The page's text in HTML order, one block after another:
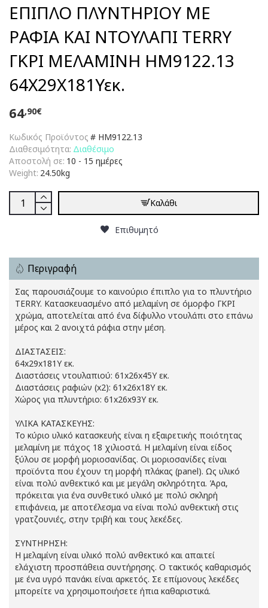
ΕΠΙΠΛΟ ΠΛΥΝΤΗΡΙΟΥ ΜΕ
ΡΑΦΙΑ ΚΑΙ ΝΤΟΥΛΑΠΙ TERRY
ΓΚΡΙ ΜΕΛΑΜΙΝΗ HM9122.13
64Χ29Χ181Υεκ.
Κωδικός Προϊόντος # HM9122.13
Διαθεσιμότητα: Διαθέσιμο
Αποστολή σε: 10 - 15 ημέρες
Weight: 24.50kg
64,90€
Καλάθι
Επιθυμητό
Περιγραφή
Σας παρουσιάζουμε το καινούριο έπιπλο για το πλυντήριο
TERRY. Κατασκευασμένο από μελαμίνη σε όμορφο ΓΚΡΙ
χρώμα, αποτελείται από ένα δίφυλλο ντουλάπι στο επάνω
μέρος και 2 ανοιχτά ράφια στην μέση.
ΔΙΑΣΤΑΣΕΙΣ:
64x29x181Υ εκ.
Διαστάσεις ντουλαπιού: 61x26x45Υ εκ.
Διαστάσεις ραφιών (x2): 61x26x18Υ εκ.
Χώρος για πλυντήριο: 61x26x93Υ εκ.
ΥΛΙΚΑ ΚΑΤΑΣΚΕΥΗΣ:
Το κύριο υλικό κατασκευής είναι η εξαιρετικής ποιότητας
μελαμίνη με πάχος 18 χιλιοστά. Η μελαμίνη είναι είδος
ξύλου σε μορφή μοριοσανίδας. Οι μοριοσανίδες είναι
προϊόντα που έχουν τη μορφή πλάκας (panel). Ως υλικό
είναι πολύ ανθεκτικό και με μεγάλη σκληρότητα. Άρα,
πρόκειται για ένα συνθετικό υλικό με πολύ σκληρή
επιφάνεια, με αποτέλεσμα να είναι πολύ ανθεκτική στις
γρατζουνιές, στην τριβή και τους λεκέδες.
ΣΥΝΤΗΡΗΣΗ:
Η μελαμίνη είναι υλικό πολύ ανθεκτικό και απαιτεί
ελάχιστη προσπάθεια συντήρησης. Ο τακτικός καθαρισμός
με ένα υγρό πανάκι είναι αρκετός. Σε επίμονους λεκέδες
μπορείτε να χρησιμοποιήσετε ήπια καθαριστικά.